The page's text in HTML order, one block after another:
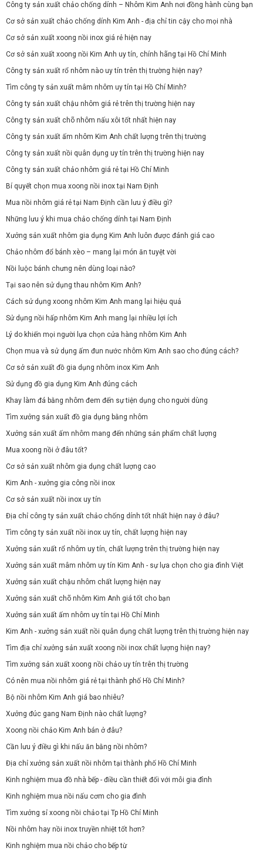
Công ty sản xuất chảo chống dính – Nhôm Kim Anh nơi đồng hành cùng bạn
Cơ sở sản xuất chảo chống dính Kim Anh - địa chỉ tin cậy cho mọi nhà
Cơ sở sản xuất xoong nồi inox giá rẻ hiện nay
Cơ sở sản xuất xoong nồi Kim Anh uy tín, chính hãng tại Hồ Chí Minh
Công ty sản xuất rổ nhôm nào uy tín trên thị trường hiện nay?
Tìm công ty sản xuất mâm nhôm uy tín tại Hồ Chí Minh?
Công ty sản xuất chậu nhôm giá rẻ trên thị trường hiện nay
Công ty sản xuất chõ nhôm nấu xôi tốt nhất hiện nay
Công ty sản xuất ấm nhôm Kim Anh chất lượng trên thị trường
Công ty sản xuất nồi quân dụng uy tín trên thị trường hiện nay
Công ty sản xuất chảo nhôm giá rẻ tại Hồ Chí Minh
Bí quyết chọn mua xoong nồi inox tại Nam Định
Mua nồi nhôm giá rẻ tại Nam Định cần lưu ý điều gì?
Những lưu ý khi mua chảo chống dính tại Nam Định
Xưởng sản xuất nhôm gia dụng Kim Anh luôn được đánh giá cao
Chảo nhôm đổ bánh xèo – mang lại món ăn tuyệt vời
Nồi luộc bánh chưng nên dùng loại nào?
Tại sao nên sử dụng thau nhôm Kim Anh?
Cách sử dụng xoong nhôm Kim Anh mang lại hiệu quả
Sử dụng nồi hấp nhôm Kim Anh mang lại nhiều lợi ích
Lý do khiến mọi người lựa chọn cửa hàng nhôm Kim Anh
Chọn mua và sử dụng ấm đun nước nhôm Kim Anh sao cho đúng cách?
Cơ sở sản xuất đồ gia dụng nhôm inox Kim Anh
Sử dụng đồ gia dụng Kim Anh đúng cách
Khay làm đá bằng nhôm đem đến sự tiện dụng cho người dùng
Tìm xưởng sản xuất đồ gia dụng bằng nhôm
Xưởng sản xuất ấm nhôm mang đến những sản phẩm chất lượng
Mua xoong nồi ở đâu tốt?
Cơ sở sản xuất nhôm gia dụng chất lượng cao
Kim Anh - xưởng gia công nồi inox
Cơ sở sản xuất nồi inox uy tín
Địa chỉ công ty sản xuất chảo chống dính tốt nhất hiện nay ở đâu?
Tìm công ty sản xuất nồi inox uy tín, chất lượng hiện nay
Xưởng sản xuất rổ nhôm uy tín, chất lượng trên thị trường hiện nay
Xưởng sản xuất mâm nhôm uy tín Kim Anh - sự lựa chọn cho gia đình Việt
Xưởng sản xuất chậu nhôm chất lượng hiện nay
Xưởng sản xuất chõ nhôm Kim Anh giá tốt cho bạn
Xưởng sản xuất ấm nhôm uy tín tại Hồ Chí Minh
Kim Anh - xưởng sản xuất nồi quân dụng chất lượng trên thị trường hiện nay
Tìm địa chỉ xưởng sản xuất xoong nồi inox chất lượng hiện nay?
Tìm xưởng sản xuất xoong nồi chảo uy tín trên thị trường
Có nên mua nồi nhôm giá rẻ tại thành phố Hồ Chí Minh?
Bộ nồi nhôm Kim Anh giá bao nhiêu?
Xưởng đúc gang Nam Định nào chất lượng?
Xoong nồi chảo Kim Anh bán ở đâu?
Cần lưu ý điều gì khi nấu ăn bằng nồi nhôm?
Địa chỉ xưởng sản xuất nồi nhôm tại thành phố Hồ Chí Minh
Kinh nghiệm mua đồ nhà bếp - điều cần thiết đối với mỗi gia đình
Kinh nghiệm mua nồi nấu cơm cho gia đình
Tìm xưởng sỉ xoong nồi chảo tại Tp Hồ Chí Minh
Nồi nhôm hay nồi inox truyền nhiệt tốt hơn?
Kinh nghiệm mua nồi chảo cho bếp từ